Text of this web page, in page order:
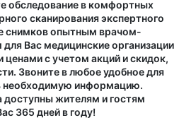
обследование в комфортных
сканирования экспертного
снимков опытным врачом-
Вас медицинские организации
с учетом акций и скидок,
Звоните в любое удобное для
необходимую информацию.
доступны жителям и гостям
365 дней в году!